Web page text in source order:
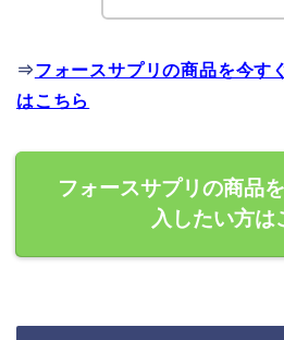
⇒フォースサプリの商品を今す
はこちら
フォースサプリの商品
入したい方は